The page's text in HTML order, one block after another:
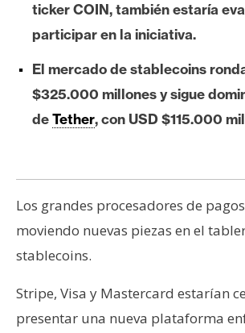
I
A
A
n
á
i
i
s
N
o
ticker COIN, también estaría
participar en la iniciativa.
El mercado de stablecoins
$325.000 millones y sigue
deTether, con USD $115.000
Los grandes procesadores de
moviendo nuevas piezas en el
stablecoins.
Stripe, Visa y Mastercard estarían
presentar una nueva plataforma